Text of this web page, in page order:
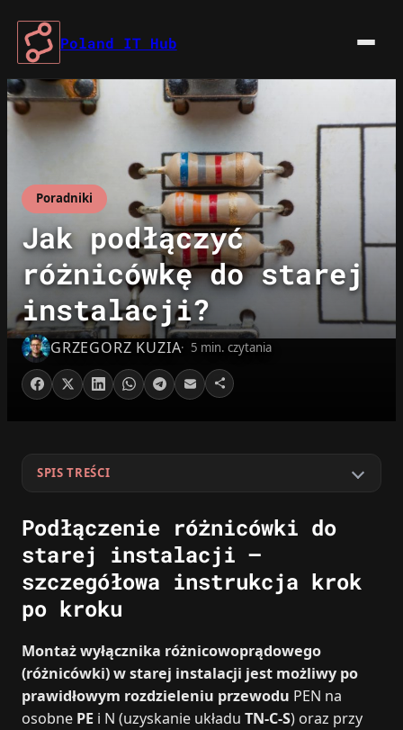
Przejdź
treści
Poland IT Hub
Poradniki
Jak podłączyć
różnicówkę do starej
instalacji?
GRZEGORZ KUZIA 5 min. czytania
SPIS TREŚCI
Podłączenie różnicówki do
starej instalacji –
szczegółowa instrukcja krok
po kroku
Montaż wyłącznika różnicowoprądowego
(różnicówki) w starej instalacji jest możliwy po
prawidłowym rozdzieleniu przewodu PEN na
osobne PE i N (uzyskanie układu TN‑C‑S) oraz przy